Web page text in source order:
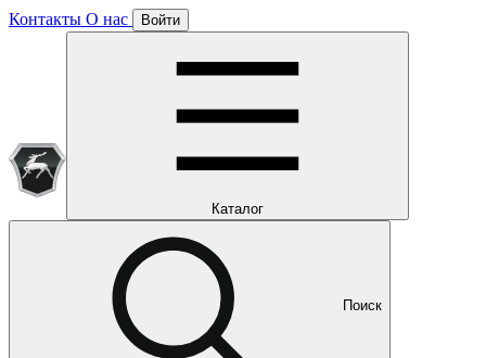
Контакты О нас Войти
Каталог
Поиск
Отлично!
Подписка уже оформлена